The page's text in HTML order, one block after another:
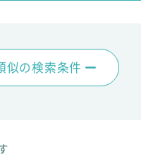
似の検索条件